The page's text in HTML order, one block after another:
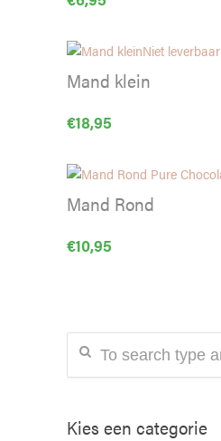
Niet leverbaar
Mand klein
€18,95
Mand Rond
€10,95
Kies een categorie